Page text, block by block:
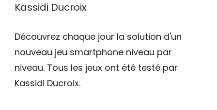
Kassidi Ducroix
Découvrez chaque jour la solution d'un
nouveau jeu smartphone niveau par
niveau. Tous les jeux ont été testé par
Kassidi Ducroix.